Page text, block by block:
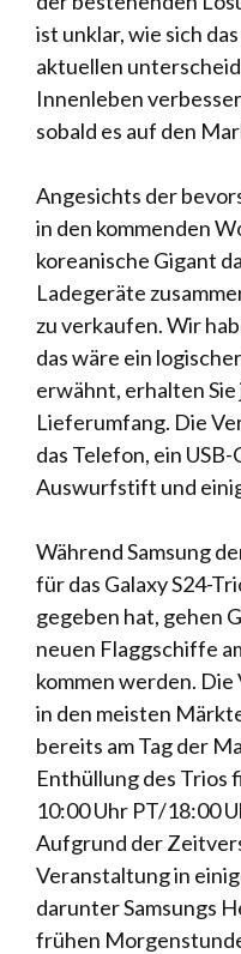
ist unklar, wie sich
aktuellen
Innenleben
sobald es auf den
Angesichts der
in den kommenden
koreanische Gigant
Ladegeräte
zu verkaufen. Wir
das wäre ein
erwähnt, erhalten Sie
Lieferumfang. Die
das Telefon, ein
Auswurfstift und
Während Samsung
für das Galaxy S24-
gegeben hat, gehen
neuen Flaggschiffe
kommen werden.
in den meisten
bereits am Tag der
Enthüllung des Trios
10:00 Uhr PT/18:00
Aufgrund der
Veranstaltung in
darunter Samsungs
frühen